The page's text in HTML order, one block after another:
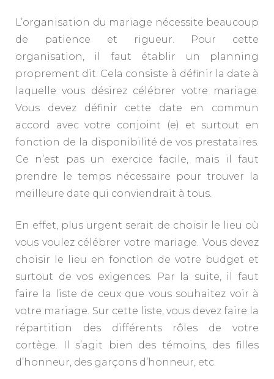
L’organisation du mariage nécessite beaucoup
de patience et rigueur. Pour cette
organisation, il faut établir un planning
proprement dit. Cela consiste à définir la date à
laquelle vous désirez célébrer votre mariage.
Vous devez définir cette date en commun
accord avec votre conjoint (e) et surtout en
fonction de la disponibilité de vos prestataires.
Ce n’est pas un exercice facile, mais il faut
prendre le temps nécessaire pour trouver la
meilleure date qui conviendrait à tous.
En effet, plus urgent serait de choisir le lieu où
vous voulez célébrer votre mariage. Vous devez
choisir le lieu en fonction de votre budget et
surtout de vos exigences. Par la suite, il faut
faire la liste de ceux que vous souhaitez voir à
votre mariage. Sur cette liste, vous devez faire la
répartition des différents rôles de votre
cortège. Il s’agit bien des témoins, des filles
d’honneur, des garçons d’honneur, etc.